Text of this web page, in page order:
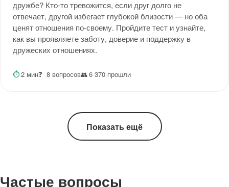
дружбе? Кто-то тревожится, если друг долго не
отвечает, другой избегает глубокой близости — но оба
ценят отношения по-своему. Пройдите тест и узнайте,
как вы проявляете заботу, доверие и поддержку в
дружеских отношениях.
⏱2 мин❓ 8 вопросов👥6 370 прошли
Показать ещё
Частые вопросы